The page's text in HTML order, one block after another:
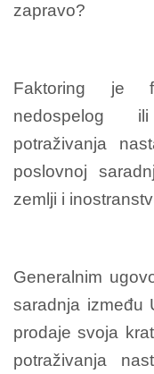
zapravo?
Faktoring je
nedospelog
potraživanja
poslovnoj
zemlji i
Generalnim
saradnja između
prodaje svoja
potraživanja